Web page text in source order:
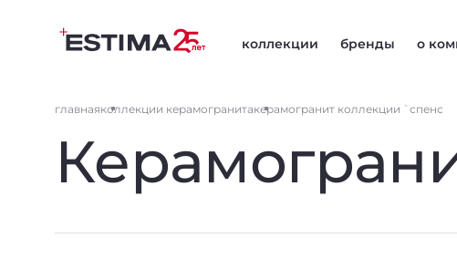
коллекции бренды о
главнаяколлекции керамогранитакерамогранит коллекции `спенс